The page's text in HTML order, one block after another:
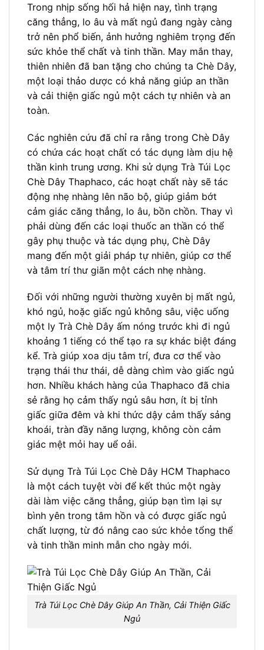
Trong nhịp sống hối hả hiện nay, tình trạng
căng thẳng, lo âu và mất ngủ đang ngày càng
trở nên phổ biến, ảnh hưởng nghiêm trọng đến
sức khỏe thể chất và tinh thần. May mắn thay,
thiên nhiên đã ban tặng cho chúng ta Chè Dây,
một loại thảo dược có khả năng giúp an thần
và cải thiện giấc ngủ một cách tự nhiên và an
toàn.
Các nghiên cứu đã chỉ ra rằng trong Chè Dây
có chứa các hoạt chất có tác dụng làm dịu hệ
thần kinh trung ương. Khi sử dụng Trà Túi Lọc
Chè Dây Thaphaco, các hoạt chất này sẽ tác
động nhẹ nhàng lên não bộ, giúp giảm bớt
cảm giác căng thẳng, lo âu, bồn chồn. Thay vì
phải dùng đến các loại thuốc an thần có thể
gây phụ thuộc và tác dụng phụ, Chè Dây
mang đến một giải pháp tự nhiên, giúp cơ thể
và tâm trí thư giãn một cách nhẹ nhàng.
Đối với những người thường xuyên bị mất ngủ,
khó ngủ, hoặc giấc ngủ không sâu, việc uống
một ly Trà Chè Dây ấm nóng trước khi đi ngủ
khoảng 1 tiếng có thể tạo ra sự khác biệt đáng
kể. Trà giúp xoa dịu tâm trí, đưa cơ thể vào
trạng thái thư thái, dễ dàng chìm vào giấc ngủ
hơn. Nhiều khách hàng của Thaphaco đã chia
sẻ rằng họ cảm thấy ngủ sâu hơn, ít bị tỉnh
giấc giữa đêm và khi thức dậy cảm thấy sảng
khoái, tràn đầy năng lượng, không còn cảm
giác mệt mỏi hay uể oải.
Sử dụng Trà Túi Lọc Chè Dây HCM Thaphaco
là một cách tuyệt vời để kết thúc một ngày
dài làm việc căng thẳng, giúp bạn tìm lại sự
bình yên trong tâm hồn và có được giấc ngủ
chất lượng, từ đó nâng cao sức khỏe tổng thể
và tinh thần minh mẫn cho ngày mới.
Trà Túi Lọc Chè Dây Giúp An Thần, Cải Thiện Giấc
Ngủ